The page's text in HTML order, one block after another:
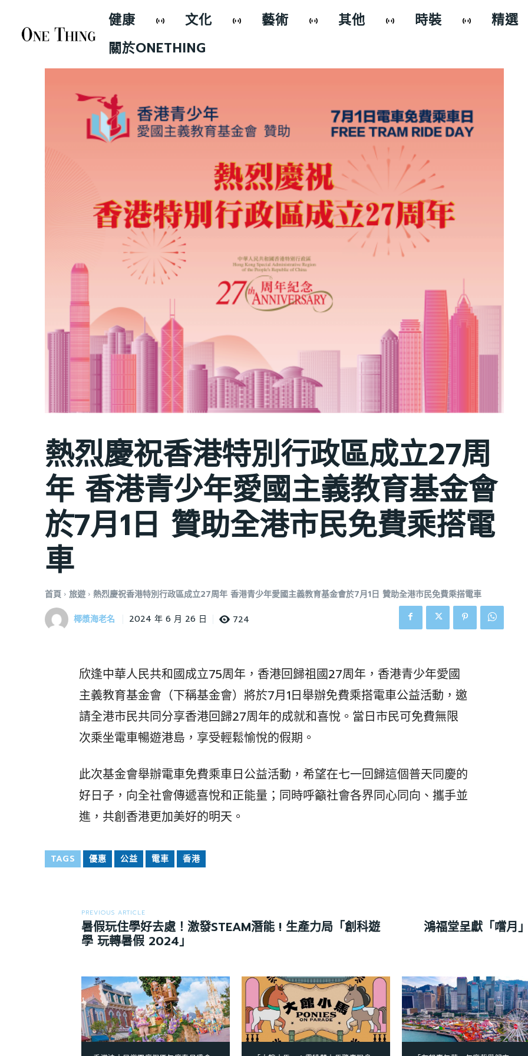
健康 文化 藝術 其他 時裝
精選
關於ONETHING
熱烈慶祝香港特別行政區成立27周
年 香港青少年愛國主義教育基金會
於7月1日 贊助全港市民免費乘搭電
車
首頁 旅遊 熱烈慶祝香港特別行政區成立27周年 香港青少年愛國主義教育基金會於7月1日 贊助全港市民免費乘搭電車
椰漿海老名 2024 年 6 月 26 日 724
欣逢中華人民共和國成立75周年，香港回歸祖國27周年，香港青少年愛國
主義教育基金會（下稱基金會）將於7月1日舉辦免費乘搭電車公益活動，邀
請全港市民共同分享香港回歸27周年的成就和喜悅。當日市民可免費無限
次乘坐電車暢遊港島，享受輕鬆愉悅的假期。
此次基金會舉辦電車免費乘車日公益活動，希望在七一回歸這個普天同慶的
好日子，向全社會傳遞喜悅和正能量；同時呼籲社會各界同心同向、攜手並
進，共創香港更加美好的明天。
TAGS 優惠 公益 電車 香港
PREVIOUS ARTICLE
暑假玩住學好去處！激發STEAM潛能 ! 生產力局「創科遊
學 玩轉暑假 2024」
鴻福堂呈獻「嚐月